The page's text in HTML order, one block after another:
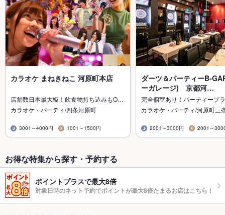
カラオケ まねきねこ 河原町本店
店舗数日本最大級！飲食物持ち込みもO…
カラオケ・パーティ/四条河原町
3001～4000円 1001～1500円
ダーツ＆パーティーB-
ーガレージ) 京都河…
完全個室あり！パーティープ
カラオケ・パーティ/河原町三
2001～3000円 2001～
お得な特集から探す・予約する
ポイントプラスで最大8倍
対象日時のネット予約でポイントが最大8倍たまるお店はこちら！